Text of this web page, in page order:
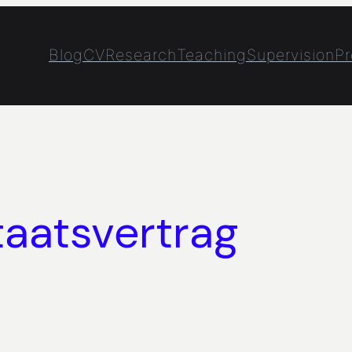
BlogCVResearchTeachingSupervision